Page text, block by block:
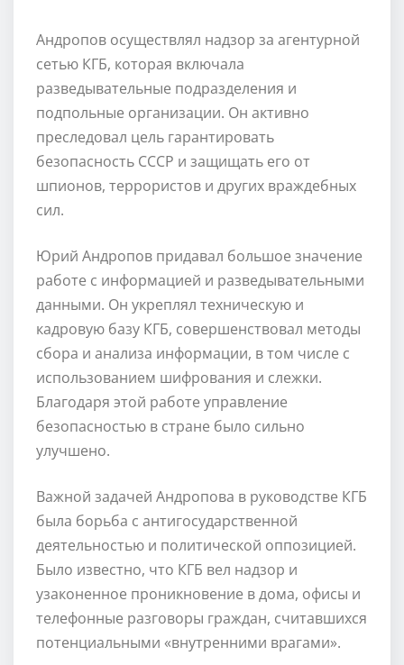
Андропов осуществлял надзор за агентурной
сетью КГБ, которая включала
разведывательные подразделения и
подпольные организации. Он активно
преследовал цель гарантировать
безопасность СССР и защищать его от
шпионов, террористов и других враждебных
сил.
Юрий Андропов придавал большое значение
работе с информацией и разведывательными
данными. Он укреплял техническую и
кадровую базу КГБ, совершенствовал методы
сбора и анализа информации, в том числе с
использованием шифрования и слежки.
Благодаря этой работе управление
безопасностью в стране было сильно
улучшено.
Важной задачей Андропова в руководстве КГБ
была борьба с антигосударственной
деятельностью и политической оппозицией.
Было известно, что КГБ вел надзор и
узаконенное проникновение в дома, офисы и
телефонные разговоры граждан, считавшихся
потенциальными «внутренними врагами».